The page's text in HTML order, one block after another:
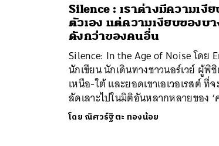
Silence : เราต่างมีความเงี
ตัวเอง แต่ความเงียบของบ
ดังกว่าของคนอื่น
Silence: In the Age of Noise โดย
นักเขียน นักเดินทางชาวนอร์เวย์ ผู้พิ
เหนือ-ใต้ และยอดเขาเอเวอเรสต์ ที่จ
ลัดเลาะไปในมิติอันหลากหลายของ ‘
โดย ณิศวร์ฐิตะ ทองน้อย